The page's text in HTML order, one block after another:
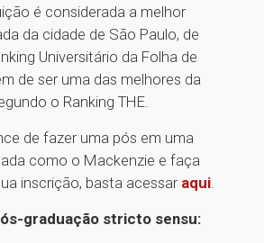
é considerada a melhor
da cidade de São Paulo, de
Universitário da Folha de
de ser uma das melhores da
o Ranking THE.
de fazer uma pós em uma
como o Mackenzie e faça
inscrição, basta acessar aqui.
graduação stricto sensu: